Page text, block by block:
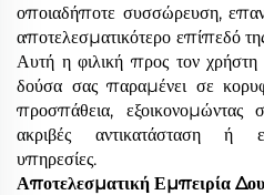
οποιαδήποτε συσσώρευση,
αποτελεσματικότερο επίπεδό
Αυτή η φιλική προς τον χρήστη
δούσα σας παραμένει σε
προσπάθεια,
ακριβές αντικατάσταση ή
υπηρεσίες.
Αποτελεσματική Εμπειρία